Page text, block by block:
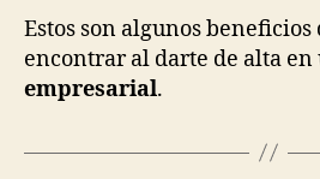
Estos son algunos beneficios
encontrar al darte de alta en
empresarial.